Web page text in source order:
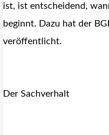
ist, ist entscheidend,
beginnt. Dazu hat der
veröffentlicht.
Der Sachverhalt